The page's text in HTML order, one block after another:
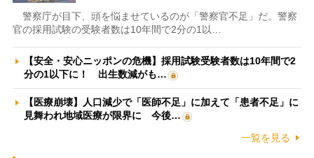
警察庁が目下、頭を悩ませているのが「警察官不足」だ。警察
官の採用試験の受験者数は10年間で2分の1以…
【安全・安心ニッポンの危機】採用試験受験者数は10年間で2
分の1以下に！ 出生数減がも…
【医療崩壊】人口減少で「医師不足」に加えて「患者不足」に
見舞われ地域医療が限界に 今後…
一覧を見る